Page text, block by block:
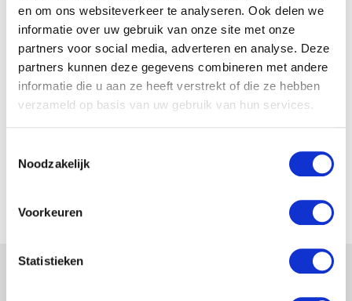
en om ons websiteverkeer te analyseren. Ook delen we
informatie over uw gebruik van onze site met onze
partners voor social media, adverteren en analyse. Deze
partners kunnen deze gegevens combineren met andere
informatie die u aan ze heeft verstrekt of die ze hebben
verzameld op basis van uw gebruik van hun services.
Noodzakelijk
Voorkeuren
Statistieken
5541 CW
Reusel
Telefoon
0622073973
E-mail adres
info@brandpreventie-brabant.nl
CIBV-0390